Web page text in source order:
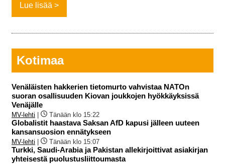
Lue lisää
Kotimaa
Venäläisten hakkerien tietomurto vahvistaa NATOn
suoran osallisuuden Kiovan joukkojen hyökkäyksissä
Venäjälle
MV-lehti Tänään klo 15:22
Globalistit haastava Saksan AfD kapusi jälleen uuteen
kansansuosion ennätykseen
MV-lehti Tänään klo 15:07
Turkki, Saudi-Arabia ja Pakistan allekirjoittivat asiakirjan
yhteisestä puolustusliittoumasta